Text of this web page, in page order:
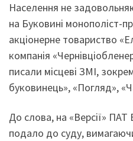
Населення не
на Буковині монополіст-
акціонерне товариство
компанія
писали місцеві ЗМІ,
буковинець», «Погляд»,
До слова, на «Версії» ПАТ
подало до суду,